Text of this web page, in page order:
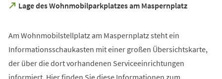
Lage des Wohnmobilparkplatzes am Maspernplatz
(Öffnet
neuen
Tab)
Am Wohnmobilstellplatz am Maspernplatz steht ein
Informationsschaukasten mit einer großen Übersichtskarte,
der über die dort vorhandenen Serviceeinrichtungen